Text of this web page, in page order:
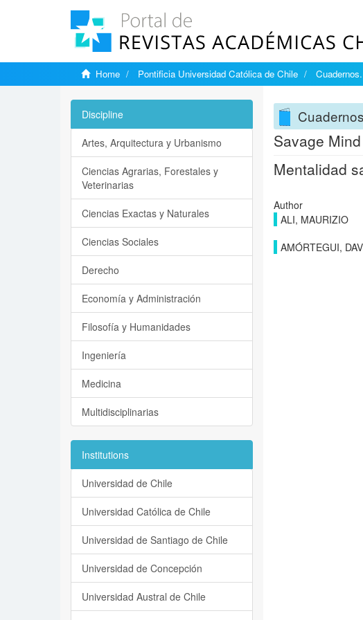
Home Pontificia Universidad Católica de Chile
Savage
Mentalidad
Author
ALI, MAURIZIO
AMÓRTEGUI,
Discipline
Artes, Arquitectura y Urbanismo
Ciencias Agrarias, Forestales y
Veterinarias
Ciencias Exactas y Naturales
Ciencias Sociales
Derecho
Economía y Administración
Filosofía y Humanidades
Ingeniería
Medicina
Multidisciplinarias
Institutions
Universidad de Chile
Universidad Católica de Chile
Universidad de Santiago de Chile
Universidad de Concepción
Universidad Austral de Chile